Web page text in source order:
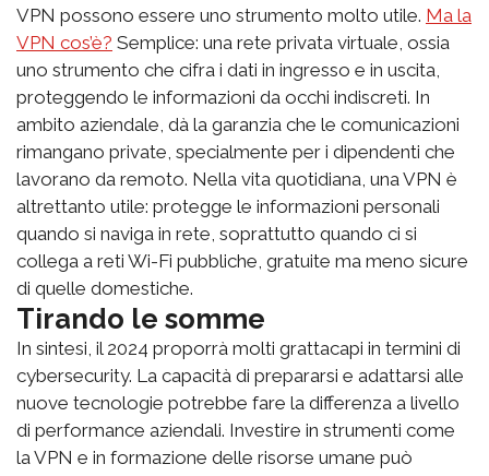
VPN possono essere uno strumento molto utile. Ma la
VPN cos’è? Semplice: una rete privata virtuale, ossia
uno strumento che cifra i dati in ingresso e in uscita,
proteggendo le informazioni da occhi indiscreti. In
ambito aziendale, dà la garanzia che le comunicazioni
rimangano private, specialmente per i dipendenti che
lavorano da remoto. Nella vita quotidiana, una VPN è
altrettanto utile: protegge le informazioni personali
quando si naviga in rete, soprattutto quando ci si
collega a reti Wi-Fi pubbliche, gratuite ma meno sicure
di quelle domestiche.
Tirando le somme
In sintesi, il 2024 proporrà molti grattacapi in termini di
cybersecurity. La capacità di prepararsi e adattarsi alle
nuove tecnologie potrebbe fare la differenza a livello
di performance aziendali. Investire in strumenti come
la VPN e in formazione delle risorse umane può